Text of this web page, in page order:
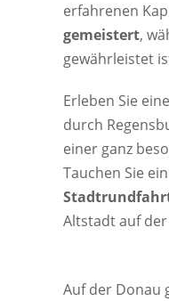
erfahrenen
gemeistert,
gewährleistet
Erleben Sie eine
durch
einer ganz
Tauchen Sie
Altstadt auf
Auf der Donau